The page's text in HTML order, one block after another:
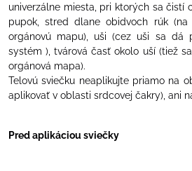
univerzálne miesta, pri ktorých sa čistí
pupok, stred dlane obidvoch rúk
orgánovú mapu), uši (cez uši sa dá
systém ), tvárová časť okolo uší (tiež
orgánová mapa).
Telovú sviečku neaplikujte priamo na
aplikovať v oblasti srdcovej čakry), ani
Pred aplikáciou sviečky